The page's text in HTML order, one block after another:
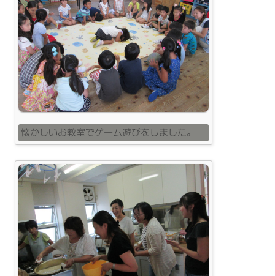
懐かしいお教室でゲーム遊びをしました。